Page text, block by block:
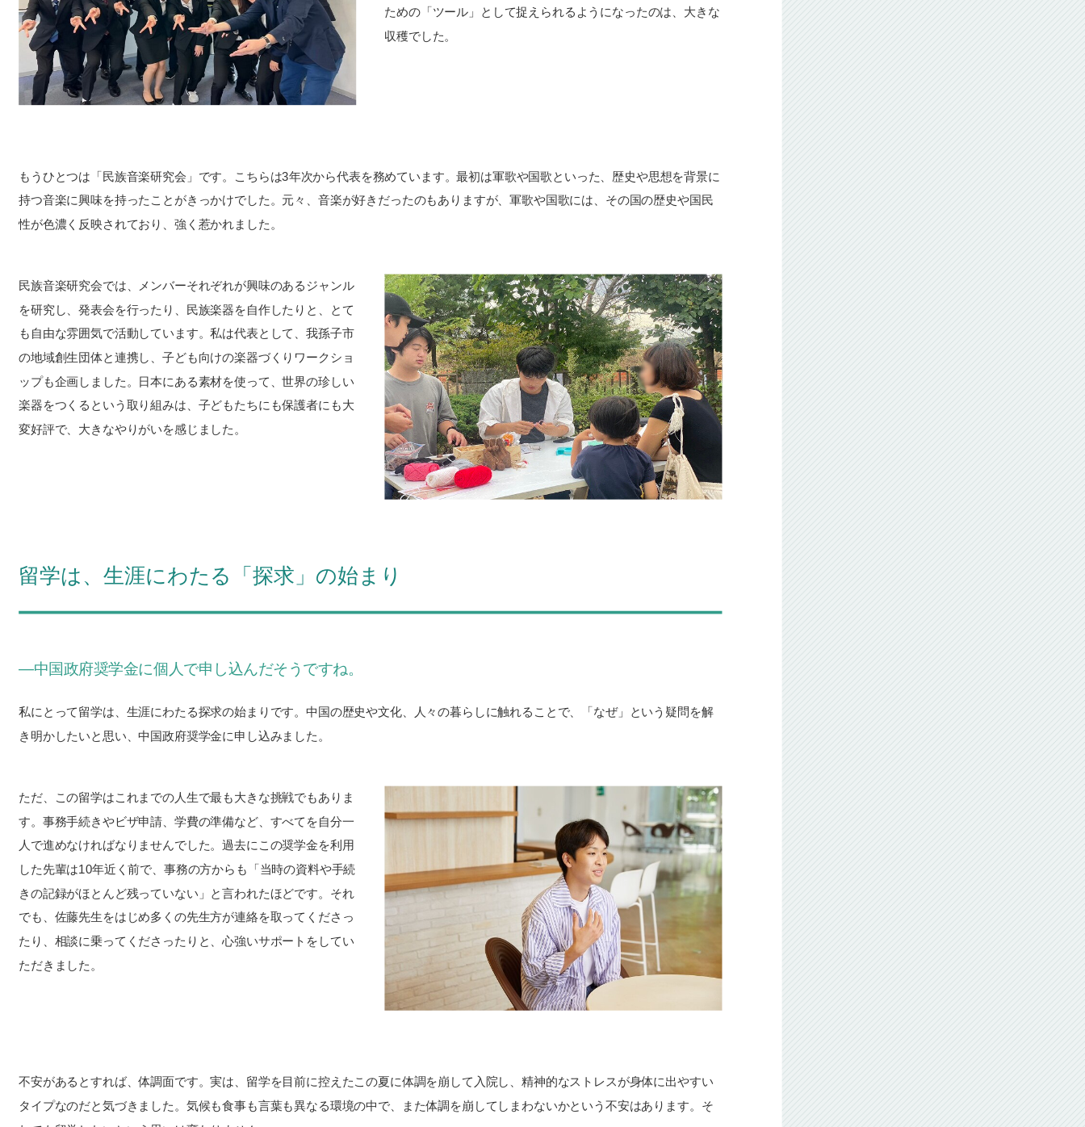
ための「ツール」として捉えられるようになったのは、大きな
収穫でした。
もうひとつは「民族音楽研究会」です。こちらは3年次から代表を務めています。最初は軍歌や国歌といった、歴史や思想を背景に
持つ音楽に興味を持ったことがきっかけでした。元々、音楽が好きだったのもありますが、軍歌や国歌には、その国の歴史や国民
性が色濃く反映されており、強く惹かれました。
民族音楽研究会では、メンバーそれぞれが興味のあるジャンル
を研究し、発表会を行ったり、民族楽器を自作したりと、とて
も自由な雰囲気で活動しています。私は代表として、我孫子市
の地域創生団体と連携し、子ども向けの楽器づくりワークショ
ップも企画しました。日本にある素材を使って、世界の珍しい
楽器をつくるという取り組みは、子どもたちにも保護者にも大
変好評で、大きなやりがいを感じました。
留学は、生涯にわたる「探求」の始まり
―中国政府奨学金に個人で申し込んだそうですね。
私にとって留学は、生涯にわたる探求の始まりです。中国の歴史や文化、人々の暮らしに触れることで、「なぜ」という疑問を解
き明かしたいと思い、中国政府奨学金に申し込みました。
ただ、この留学はこれまでの人生で最も大きな挑戦でもありま
す。事務手続きやビザ申請、学費の準備など、すべてを自分一
人で進めなければなりませんでした。過去にこの奨学金を利用
した先輩は10年近く前で、事務の方からも「当時の資料や手続
きの記録がほとんど残っていない」と言われたほどです。それ
でも、佐藤先生をはじめ多くの先生方が連絡を取ってくださっ
たり、相談に乗ってくださったりと、心強いサポートをしてい
ただきました。
不安があるとすれば、体調面です。実は、留学を目前に控えたこの夏に体調を崩して入院し、精神的なストレスが身体に出やすい
タイプなのだと気づきました。気候も食事も言葉も異なる環境の中で、また体調を崩してしまわないかという不安はあります。そ